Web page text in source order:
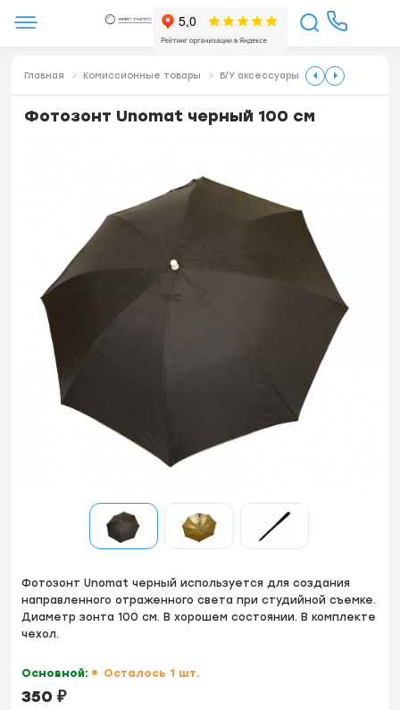
Главная Комиссионные товары Б/У аксессуары
Фотозонт Unomat черный 100 см
Фотозонт Unomat черный используется для создания
направленного отраженного света при студийной съемке.
Диаметр зонта 100 см. В хорошем состоянии. В комплекте
чехол.
Основной: Осталось 1 шт.
350 ₽